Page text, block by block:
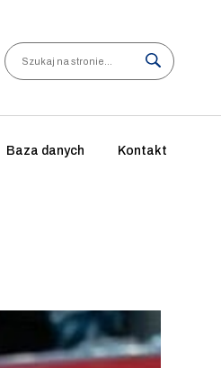
Search
Baza danych Kontakt